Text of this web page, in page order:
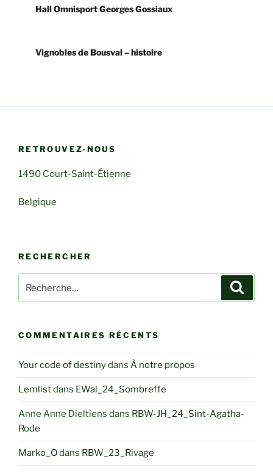
Hall Omnisport Georges Gossiaux
Vignobles de Bousval – histoire
RETROUVEZ-NOUS
1490 Court-Saint-Étienne
Belgique
RECHERCHER
pour
COMMENTAIRES RÉCENTS
Your code of destinydans À notre propos
Lemlistdans EWal_24_Sombreffe
Anne Anne Dieltiens dans RBW-JH_24_Sint-Agatha-
Rode
Marko_Odans RBW_23_Rivage